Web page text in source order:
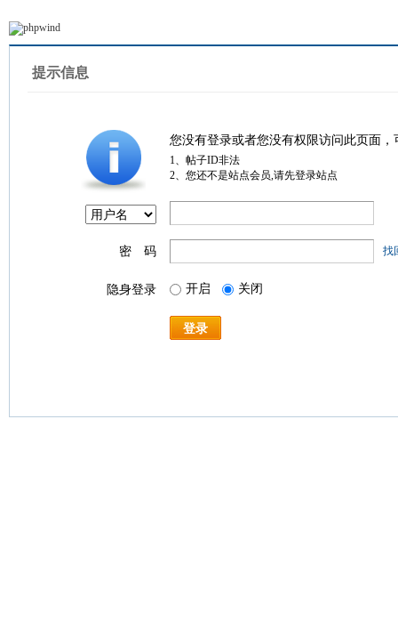
提示信息
您没有登录或者您没有权限访问此页面
1、帖子ID非法
2、您还不是站点会员,请先登录站点
密 码 找
隐身登录 开启 关闭
登录